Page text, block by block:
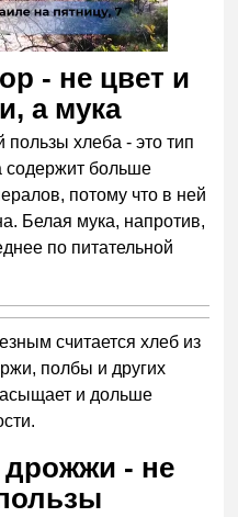
- не цвет и
а мука
хлеба - это тип
содержит больше
потому что в ней
Белая мука, напротив,
по питательной
считается хлеб из
полбы и других
и дольше
дрожжи - не